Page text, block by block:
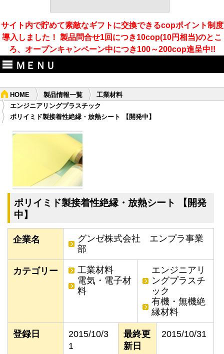
サイト内で貯めて素敵なギフトに交換できるcopポイント制度
導入しました！ 製品問合せ1回につき10cop(10円相当)のとこ
ろ、オープンキャンペーン中につき100～200cop進呈中!!
ＭＥＮＵ
HOME 製品情報一覧
工業材料
エンジニアリングプラスチック
ポリイミド製接着性絶縁・放熱シート 【開発中】
ポリイミド製接着性絶縁・放熱シート 【開発
中】
企業名
グンゼ株式会社 エンプラ事業
部
カテゴリー
工業材料
電気・電子材
料
エンジニアリ
ングプラスチ
ック
有機・無機絶
縁材料
登録日
2015/10/3
1
最終更
新日
2015/10/31